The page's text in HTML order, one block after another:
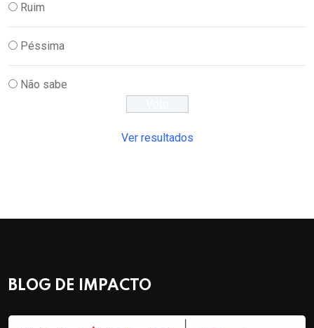
Ruim
Péssima
Não sabe
Ver resultados
BLOG DE IMPACTO